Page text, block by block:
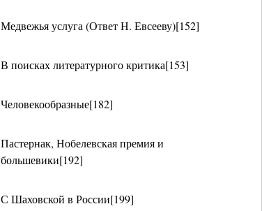
Медвежья услуга (Ответ Н. Евсееву)[152]
В поисках литературного критика[153]
Человекообразные[182]
Пастернак, Нобелевская премия и
большевики[192]
С Шаховской в России[199]